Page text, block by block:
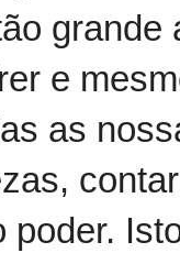
e
as
poder.